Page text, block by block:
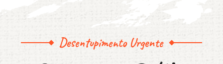
Desentupimento Urgente